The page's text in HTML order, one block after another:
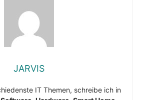
JARVIS
IT Themen, schreibe ich in